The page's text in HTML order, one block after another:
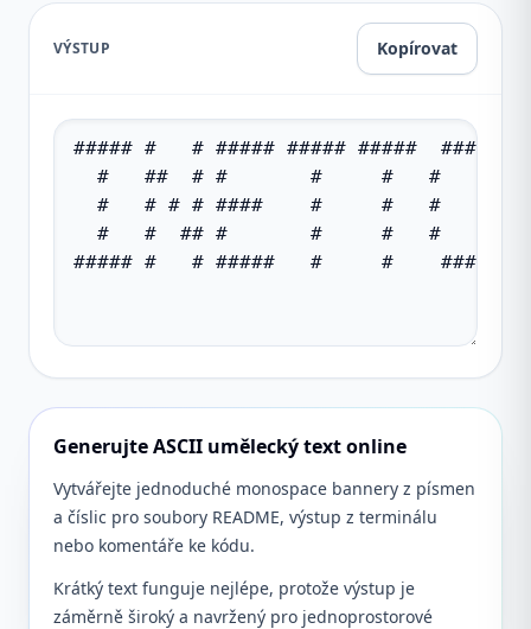
VÝSTUP Kopírovat
Generujte ASCII umělecký text online
Vytvářejte jednoduché monospace bannery z písmen
a číslic pro soubory README, výstup z terminálu
nebo komentáře ke kódu.
Krátký text funguje nejlépe, protože výstup je
záměrně široký a navržený pro jednoprostorové